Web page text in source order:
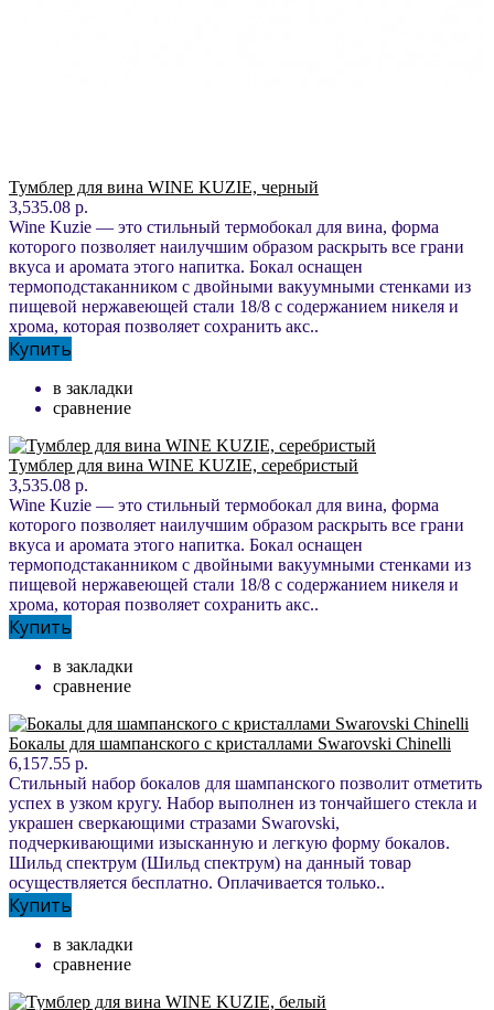
Тумблер для вина WINE KUZIE, черный
3,535.08 р.
Wine Kuzie — это стильный термобокал для вина, форма
которого позволяет наилучшим образом раскрыть все грани
вкуса и аромата этого напитка. Бокал оснащен
термоподстаканником с двойными вакуумными стенками из
пищевой нержавеющей стали 18/8 с содержанием никеля и
хрома, которая позволяет сохранить акс..
Купить
в закладки
сравнение
Тумблер для вина WINE KUZIE, серебристый
3,535.08 р.
Wine Kuzie — это стильный термобокал для вина, форма
которого позволяет наилучшим образом раскрыть все грани
вкуса и аромата этого напитка. Бокал оснащен
термоподстаканником с двойными вакуумными стенками из
пищевой нержавеющей стали 18/8 с содержанием никеля и
хрома, которая позволяет сохранить акс..
Купить
в закладки
сравнение
Бокалы для шампанского с кристаллами Swarovski Chinelli
6,157.55 р.
Стильный набор бокалов для шампанского позволит отметить
успех в узком кругу. Набор выполнен из тончайшего стекла и
украшен сверкающими стразами Swarovski,
подчеркивающими изысканную и легкую форму бокалов.
Шильд спектрум (Шильд спектрум) на данный товар
осуществляется бесплатно. Оплачивается только..
Купить
в закладки
сравнение